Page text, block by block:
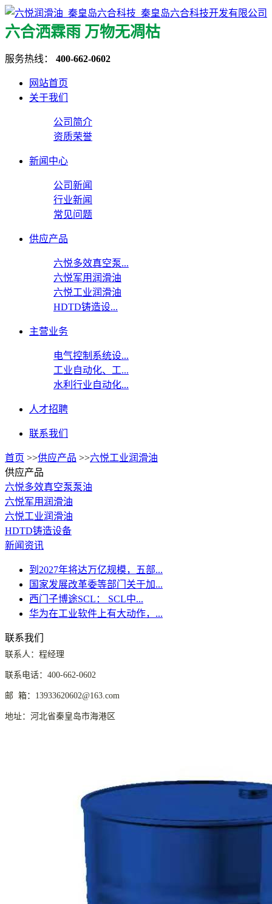
六合洒霖雨 万物无凋枯
服务热线： 400-662-0602
网站首页
关于我们
公司简介
资质荣誉
新闻中心
公司新闻
行业新闻
常见问题
供应产品
六悦多效真空泵...
六悦军用润滑油
六悦工业润滑油
HDTD铸造设...
主营业务
电气控制系统设...
工业自动化、工...
水利行业自动化...
人才招聘
联系我们
首页 >>供应产品 >>六悦工业润滑油
供应产品
六悦多效真空泵泵油
六悦军用润滑油
六悦工业润滑油
HDTD铸造设备
新闻资讯
到2027年将达万亿规模，五部...
国家发展改革委等部门关于加...
西门子博途SCL： SCL中...
华为在工业软件上有大动作，...
联系我们
联系人：程经理
联系电话：400-662-0602
邮 箱：13933620602@163.com
地址：河北省秦皇岛市海港区